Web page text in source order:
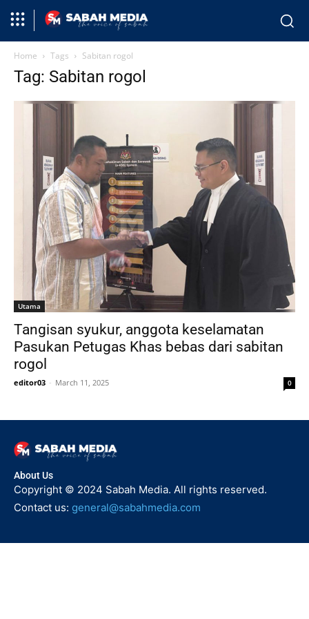
Home Tags Sabitan rogol
Tag: Sabitan rogol
Utama
Tangisan syukur, anggota keselamatan
Pasukan Petugas Khas bebas dari sabitan
rogol
editor03 - March 11, 2025 0
About Us
Copyright © 2024 Sabah Media. All rights reserved.
Contact us: general@sabahmedia.com